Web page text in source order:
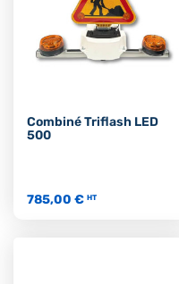
Combiné Triflash LED
500
785,00 € HT